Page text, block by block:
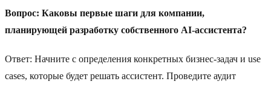
Вопрос: Каковы первые шаги для компании,
планирующей разработку собственного AI-ассистента?
Ответ: Начните с определения конкретных бизнес-задач и use
cases, которые будет решать ассистент. Проведите аудит